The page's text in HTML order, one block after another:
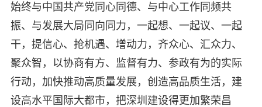
始终与中国共产党同心同德、与中心工作同频共
振、与发展大局同向同力，一起想、一起议、一起
干，提信心、抢机遇、增动力，齐众心、汇众力、
聚众智，以协商有方、监督有力、参政有为的实际
行动，加快推动高质量发展，创造高品质生活，建
设高水平国际大都市，把深圳建设得更加繁荣昌